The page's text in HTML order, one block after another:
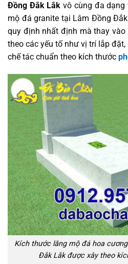
Đồng Đắk Lắk vô cùng đa dạng
mộ đá granite tại Lâm Đồng
quy định nhất định mà thay
theo các yếu tố như vị trí lắp
chế tác chuẩn theo kích thước
Kích thước lăng mộ đá hoa
Đắk Lắk được xây theo